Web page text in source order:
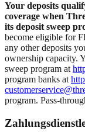
Your deposits
coverage when
its deposit sweep
become eligible for
any other deposits
ownership capacity.
sweep program at
program banks at
program. Pass-